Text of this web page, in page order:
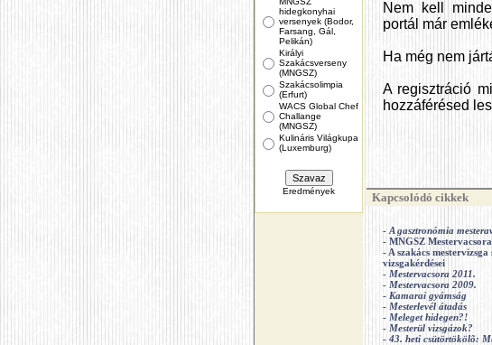
hidegkonyhai
versenyek (Bodor,
Farsang, Gál,
Pelikán)
Királyi
Szakácsverseny
(MNGSZ)
Szakácsolimpia
(Erfurt)
WACS Global Chef
Challange
(MNGSZ)
Kulináris Világkupa
(Luxemburg)
Eredmények
Nem kell
portál már
Ha még nem
A regisztráció
hozzáférésed
Kapcsolódó cikkek
- A gasztronómia
- MNGSZ
- A szakács
vizsgakérdései
- Mestervacsora 2011.
- Mestervacsora 2009.
- Kamarai gyámság
- Mesterlevél átadás
- Meleget hidegen?!
- Mesterül vizsgázok?
- 43. heti csütörtökölõ: